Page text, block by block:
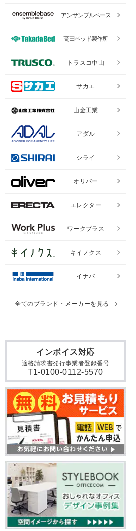
インボイス対応
適格請求書発行事業者登録番号
T1-0100-0112-5570
アンサンブルベース
高田ベッド製作所
トラスコ中山
サカエ
山金工業
アダル
シライ
オリバー
エレクター
ワークプラス
キイノクス
イナバ
全てのブランド・メーカーを見る